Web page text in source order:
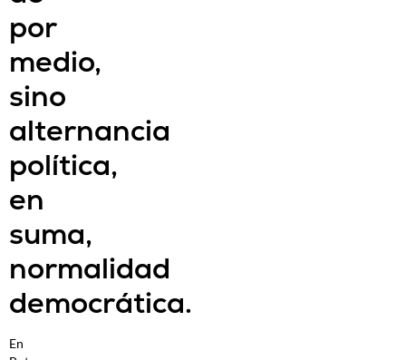
por
medio,
sino
alternancia
política,
en
suma,
normalidad
democrática.
En